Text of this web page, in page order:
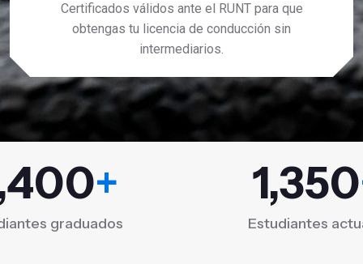
Certificados válidos ante el RUNT para que
obtengas tu licencia de conducción sin
intermediarios.
+
graduados
1,350
Estudiantes